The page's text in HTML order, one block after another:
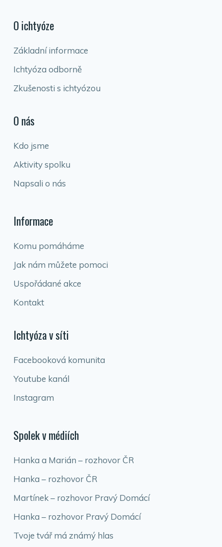
O ichtyóze
Základní informace
Ichtyóza odborně
Zkušenosti s ichtyózou
O nás
Kdo jsme
Aktivity spolku
Napsali o nás
Informace
Komu pomáháme
Jak nám můžete pomoci
Uspořádané akce
Kontakt
Ichtyóza v síti
Facebooková komunita
Youtube kanál
Instagram
Spolek v médiích
Hanka a Marián – rozhovor ČR
Hanka – rozhovor ČR
Martínek – rozhovor Pravý Domácí
Hanka – rozhovor Pravý Domácí
Tvoje tvář má známý hlas